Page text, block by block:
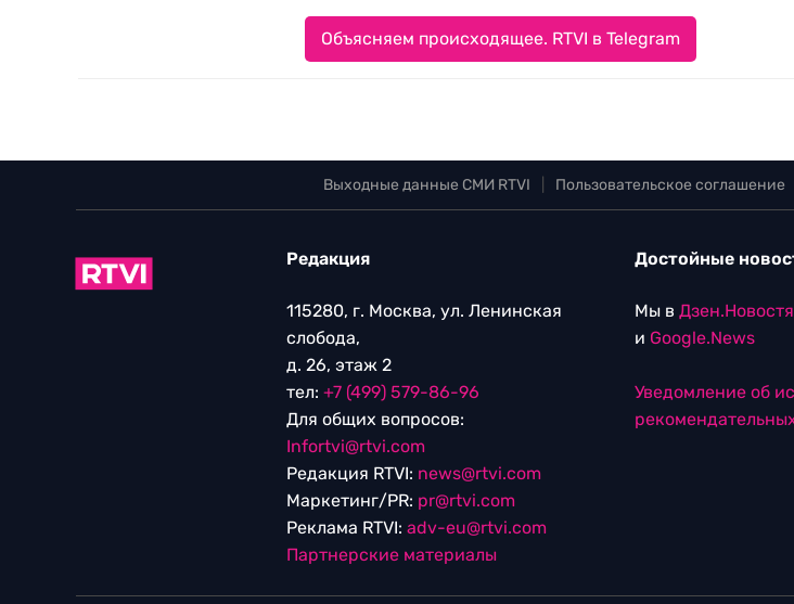
Объясняем происходящее. RTVI в Telegram
Выходные данные СМИ RTVI Пользовательское соглашение
Редакция
115280, г. Москва, ул. Ленинская
слобода,
д. 26, этаж 2
тел: +7 (499) 579-86-96
Для общих вопросов:
Infortvi@rtvi.com
Редакция RTVI: news@rtvi.com
Маркетинг/PR: pr@rtvi.com
Реклама RTVI: adv-eu@rtvi.com
Партнерские материалы
Достойные
Мы в
и Google.News
Уведомление об